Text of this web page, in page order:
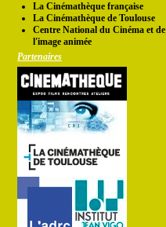
La Cinémathèque française
La Cinémathèque de Toulouse
Centre National du Cinéma et de
l'image animée
Partenaires